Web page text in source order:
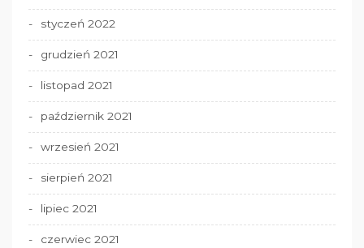
styczeń 2022
grudzień 2021
listopad 2021
październik 2021
wrzesień 2021
sierpień 2021
lipiec 2021
czerwiec 2021